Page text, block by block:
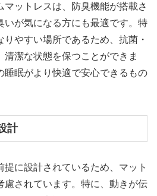
マットレスは、防臭機能が搭載さ
いが気になる方にも最適です。特
やすい場所であるため、抗菌・
清潔な状態を保つことができま
睡眠がより快適で安心できるもの
計
に設計されているため、マット
慮されています。特に、動きが伝